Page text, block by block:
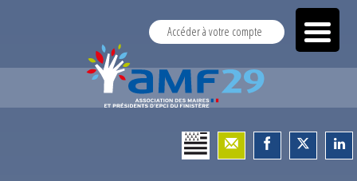
Accéder à votre compte